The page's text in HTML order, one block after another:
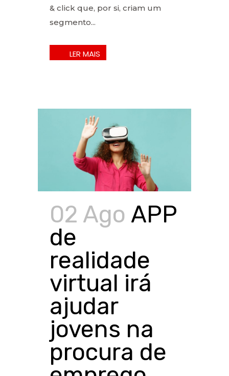
& click que, por si, criam um
segmento...
02 Ago APP
de
realidade
virtual irá
ajudar
jovens na
procura de